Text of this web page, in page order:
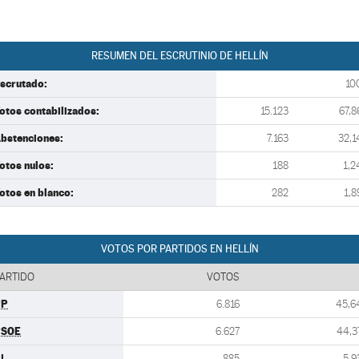
RESUMEN DEL ESCRUTINIO DE HELLÍN
contabilizados: 15.123
7.163
nulos: 188
en blanco: 282
VOTOS POR PARTIDOS EN HELLÍN
VOTOS
6.816
6.627